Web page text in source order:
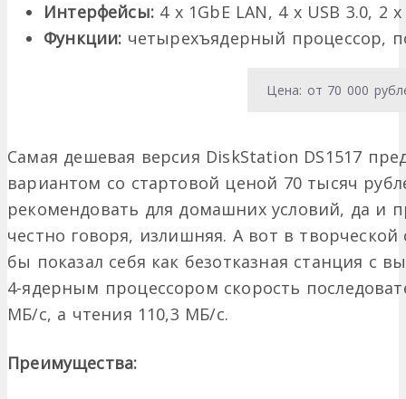
Интерфейсы:4 x 1GbE LAN, 4 x USB 3.0, 2 x
Функции: четырехъядерный процессор,
Цена: от 70 000
Самая дешевая версия DiskStation DS1517
вариантом со стартовой ценой 70 тысяч
рекомендовать для домашних условий, да и
честно говоря, излишняя. А вот в
бы показал себя как безотказная станция с
4-ядерным процессором скорость
МБ/с, а чтения 110,3 МБ/с.
Преимущества: